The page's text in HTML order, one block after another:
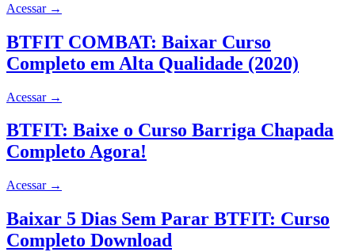
Acessar →
BTFIT COMBAT: Baixar Curso
Completo em Alta Qualidade (2020)
Acessar →
BTFIT: Baixe o Curso Barriga Chapada
Completo Agora!
Acessar →
Baixar 5 Dias Sem Parar BTFIT: Curso
Completo Download